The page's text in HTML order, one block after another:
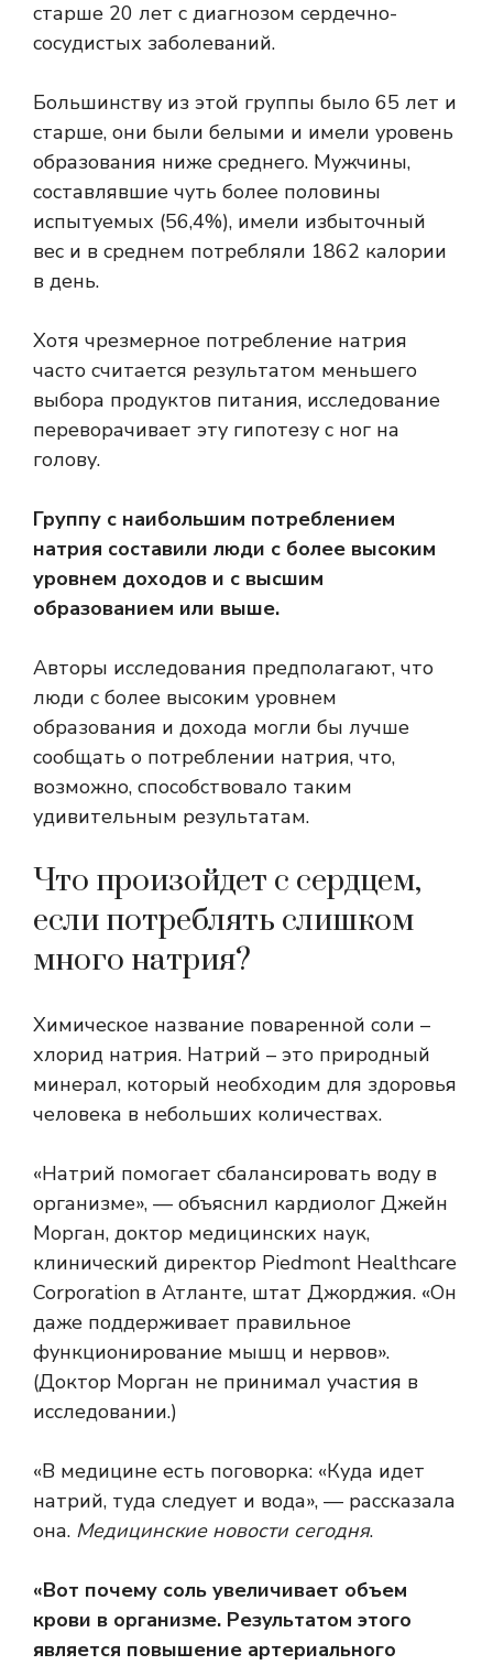
старше 20 лет с диагнозом сердечно-
сосудистых заболеваний.
Большинству из этой группы было 65 лет и
старше, они были белыми и имели уровень
образования ниже среднего. Мужчины,
составлявшие чуть более половины
испытуемых (56,4%), имели избыточный
вес и в среднем потребляли 1862 калории
в день.
Хотя чрезмерное потребление натрия
часто считается результатом меньшего
выбора продуктов питания, исследование
переворачивает эту гипотезу с ног на
голову.
Группу с наибольшим потреблением
натрия составили люди с более высоким
уровнем доходов и с высшим
образованием или выше.
Авторы исследования предполагают, что
люди с более высоким уровнем
образования и дохода могли бы лучше
сообщать о потреблении натрия, что,
возможно, способствовало таким
удивительным результатам.
Что произойдет с сердцем,
если потреблять слишком
много натрия?
Химическое название поваренной соли –
хлорид натрия. Натрий – это природный
минерал, который необходим для здоровья
человека в небольших количествах.
«Натрий помогает сбалансировать воду в
организме», — объяснил кардиолог Джейн
Морган, доктор медицинских наук,
клинический директор Piedmont Healthcare
Corporation в Атланте, штат Джорджия. «Он
даже поддерживает правильное
функционирование мышц и нервов».
(Доктор Морган не принимал участия в
исследовании.)
«В медицине есть поговорка: «Куда идет
натрий, туда следует и вода», — рассказала
она. Медицинские новости сегодня.
«Вот почему соль увеличивает объем
крови в организме. Результатом этого
является повышение артериального